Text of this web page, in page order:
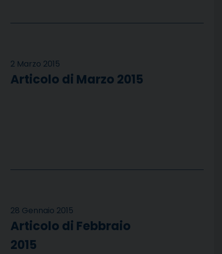
2 Marzo 2015
Articolo di Marzo 2015
28 Gennaio 2015
Articolo di Febbraio
2015